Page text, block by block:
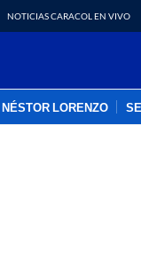
NOTICIAS CARACOL EN VIVO
NÉSTOR LORENZO